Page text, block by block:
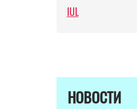
IUL
НОВОСТИ